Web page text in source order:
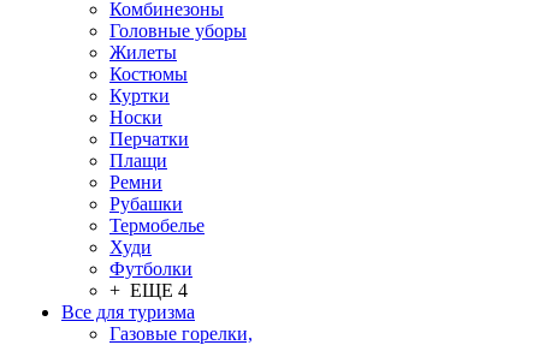
Комбинезоны
Головные уборы
Жилеты
Костюмы
Куртки
Носки
Перчатки
Плащи
Ремни
Рубашки
Термобелье
Худи
Футболки
+ ЕЩЕ 4
Все для туризма
Газовые горелки,